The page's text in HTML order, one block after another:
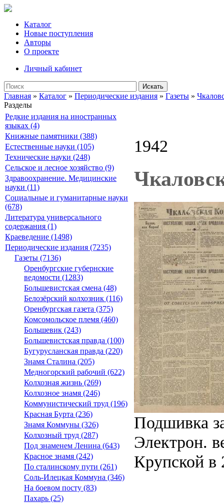
Каталог
Новые поступления
Авторы
О проекте
Личный кабинет
Искать
Главная » Каталог » Периодические издания » Газеты »
Разделы
Редкие издания на иностранных
языках (4)
Книжные памятники (388)
Естественные науки (105)
Технические науки (248)
Сельское и лесное хозяйство (9)
Здравоохранение. Медицинские
науки (11)
Социальные и гуманитарные науки
(678)
Литература универсального
содержания (1)
Краеведение (1498)
Периодические издания (7235)
Газеты (7136)
Оренбургские губернские
ведомости (1283)
Большевистская смена (48)
Белозёрский колхозник (116)
Оренбургская газета (375)
Комсомольское племя (460)
Большевик (243)
Большевистская правда (100)
Бугурусланская правда (220)
Знамя Сталина (205)
Медногорский рабочий (622)
Колхозная жизнь (269)
Колхозное знамя (246)
Коммунистический труд (196)
Красная Бурта (236)
Знамя Коммуны (326)
Колхозный труд (287)
Под знаменем Ленина (643)
Красное знамя (242)
По сталинскому пути (261)
Соль-Илецкая Коммуна (346)
На боевом посту (83)
Пахарь (25)
1942
Подшивка
Электрон.
Крупской в